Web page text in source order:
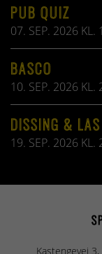
PUB QUIZ
07. SEP. 2026 KL.
BASCO
10. SEP. 2026 KL.
DISSING & LAS
19. SEP. 2026 KL.
Kastengevej